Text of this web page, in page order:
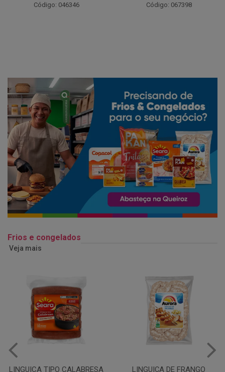
Código: 046346 Código: 067398
Frios e congelados
Veja mais
LINGUIÇA DE FRANGO QUEIJO MUSSARELA